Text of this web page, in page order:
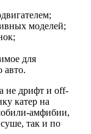
моделей;
для
авто.
не дрифт и off-
катер на
амфибии,
так и по